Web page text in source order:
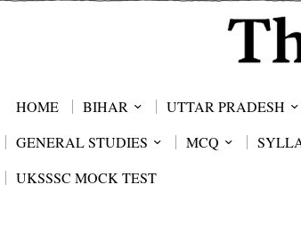
HOME BIHAR UTTAR PRADESH
GENERAL STUDIES
MCQ
UKSSSC MOCK TEST